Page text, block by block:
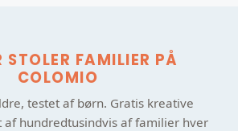
STOLER FAMILIER PÅ
COLOMIO
testet af børn. Gratis kreative
af hundredtusindvis af familier hver